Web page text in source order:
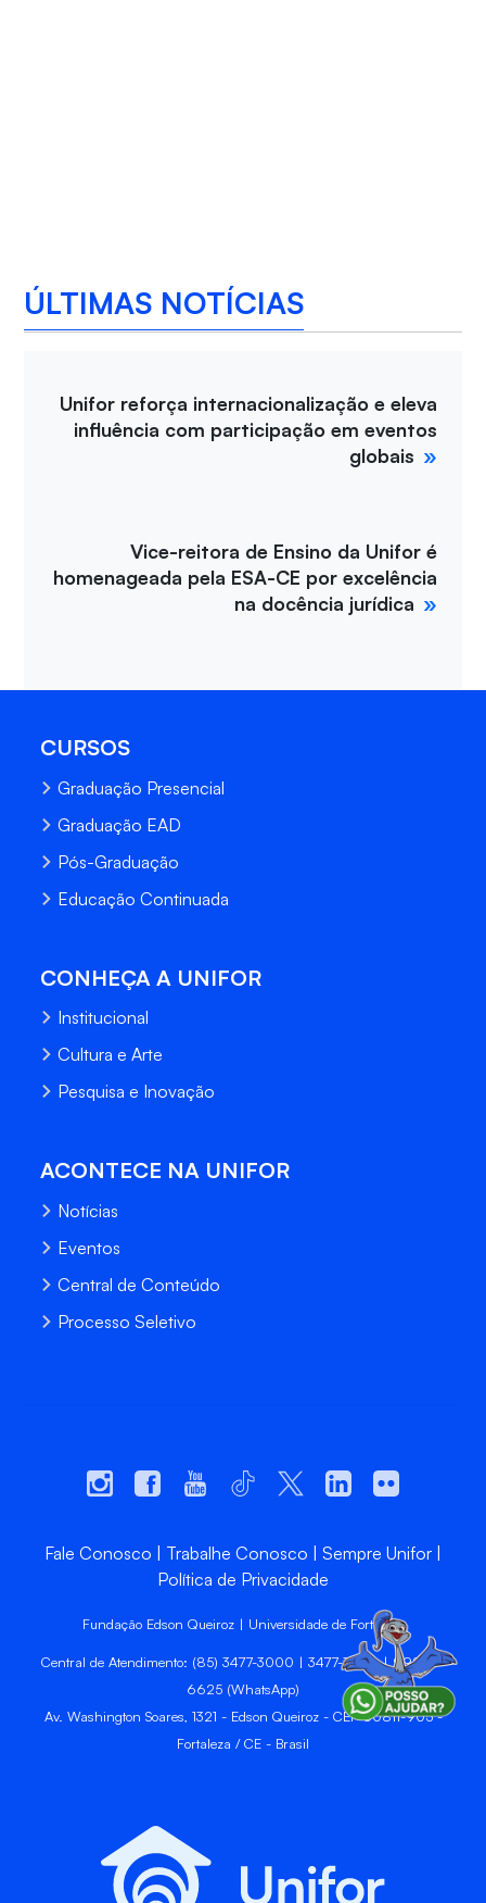
ÚLTIMAS NOTÍCIAS
Unifor reforça internacionalização e eleva
influência com participação em eventos
globais
Vice-reitora de Ensino da Unifor é
homenageada pela ESA-CE por excelência
na docência jurídica
CURSOS
Graduação Presencial
Graduação EAD
Pós-Graduação
Educação Continuada
CONHEÇA A UNIFOR
Institucional
Cultura e Arte
Pesquisa e Inovação
ACONTECE NA UNIFOR
Notícias
Eventos
Central de Conteúdo
Processo Seletivo
Fale Conosco Trabalhe Conosco
Sempre Unifor
Política de Privacidade
Fundação Edson Queiroz | Universidade de Fortaleza
Central de Atendimento: (85) 3477-3000 | 3477-3400 | 99246-
6625 (WhatsApp)
Av. Washington Soares, 1321 - Edson Queiroz - CEP 60811-905 -
Fortaleza / CE - Brasil